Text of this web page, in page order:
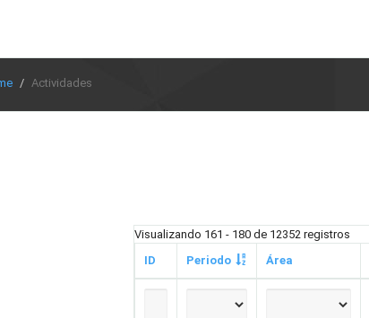
Actividades
Visualizando 161 - 180 de 12352 registros
ID
Periodo Área